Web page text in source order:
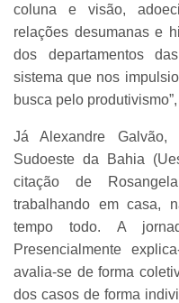
coluna e visão,
relações desumanas e
dos departamentos
sistema que nos
busca pelo
Já Alexandre Galvão,
Sudoeste da Bahia
citação de
trabalhando em casa,
tempo todo. A
Presencialmente
avalia-se de forma
dos casos de forma